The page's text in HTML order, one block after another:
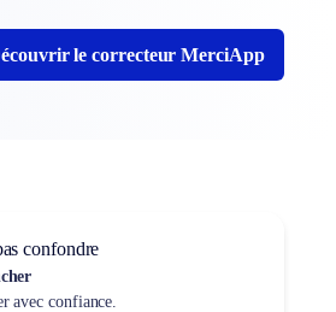
le correcteur MerciApp
confondre
avec confiance.